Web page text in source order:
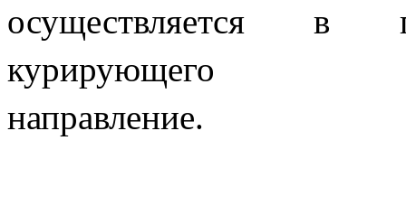
осуществляется в